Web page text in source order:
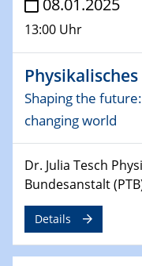
Sfb-trr247-all
CataLysis Joint
10.02.2025 - 11.02.2025
Sfb-trr247-all
UnOCat
11.02.2025
SFB/TRR 270
11.02.2025
Social Hour
CENIDE / ZBT / IW
13:00 Uhr
Shaping the
changing world
Dr. Julia Tesch
Bundesanstalt
Details